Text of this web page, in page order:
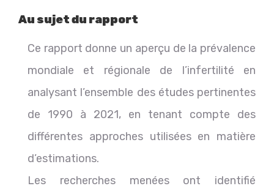
Au sujet du rapport
Ce rapport donne un aperçu de la prévalence
mondiale et régionale de l’infertilité en
analysant l’ensemble des études pertinentes
de 1990 à 2021, en tenant compte des
différentes approches utilisées en matière
d’estimations.
Les recherches menées ont identifié